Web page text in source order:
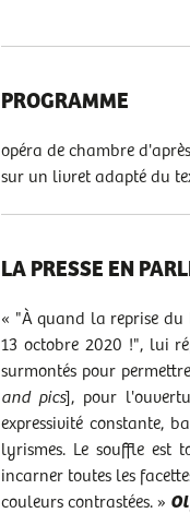
PROGRAMME
opéra de chambre
sur un livret adapté du
LA PRESSE EN
« "À quand la reprise du
13 octobre 2020 !", lui
surmontés pour
and pics], pour
expressivité constante,
lyrismes. Le souffle est
incarner toutes les
couleurs contrastées. »